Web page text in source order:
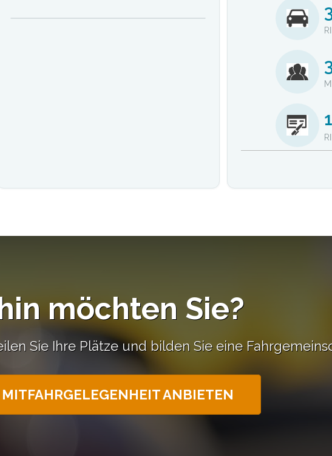
möchten Sie?
Sie Ihre Plätze und bilden Sie eine
ANBIETEN